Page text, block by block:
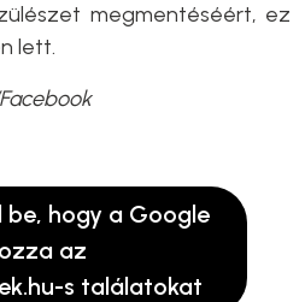
megmentéséért, ez
lett.
hogy a Google
az
s találatokat